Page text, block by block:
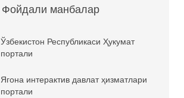
Фойдали манбалар
Ўзбекистон Республикаси Ҳукумат
портали
Ягона интерактив давлат ҳизматлари
портали